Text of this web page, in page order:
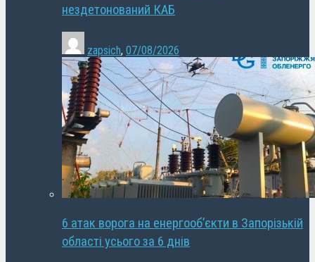
нездетонований КАБ
zapsich, 07/08/2026
6 атак ворога на енергооб’єкти в Запорізькій
області усього за 6 днів